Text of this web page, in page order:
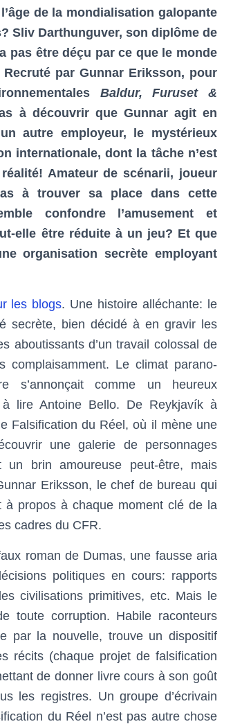
de la mondialisation galopante
Sliv Darthunguver, son diplôme de
pas être déçu par ce que le monde
par Gunnar Eriksson, pour
Baldur, Furuset &
à découvrir que Gunnar agit en
autre employeur, le mystérieux
internationale, dont la tâche n’est
Amateur de scénarii, joueur
à trouver sa place dans cette
confondre l’amusement et
elle être réduite à un jeu? Et que
organisation secrète employant
les blogs. Une histoire alléchante: le
secrète, bien décidé à en gravir les
aboutissants d’un travail colossal de
complaisamment. Le climat parano-
s’annonçait comme un heureux
lire Antoine Bello. De Reykjavík à
Falsification du Réel, où il mène une
une galerie de personnages
brin amoureuse peut-être, mais
Eriksson, le chef de bureau qui
propos à chaque moment clé de la
cadres du CFR.
roman de Dumas, une fausse aria
politiques en cours: rapports
civilisations primitives, etc. Mais le
toute corruption. Habile raconteurs
par la nouvelle, trouve un dispositif
récits (chaque projet de falsification
de donner livre cours à son goût
les registres. Un groupe d’écrivain
du Réel n’est pas autre chose